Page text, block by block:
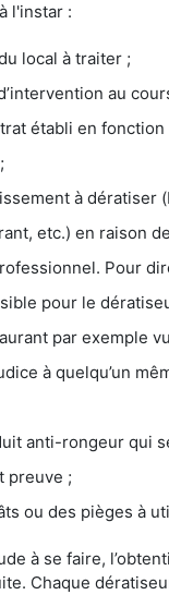
l'instar :
local à traiter ;
au
établi en
à dératiser
etc.) en raison
Pour
pour le
par exemple
à quelqu’un
anti-rongeur qui
preuve ;
ou des pièges à
à se faire,
Chaque